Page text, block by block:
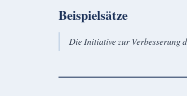
Beispielsätze
Die Initiative zur Verbesserung